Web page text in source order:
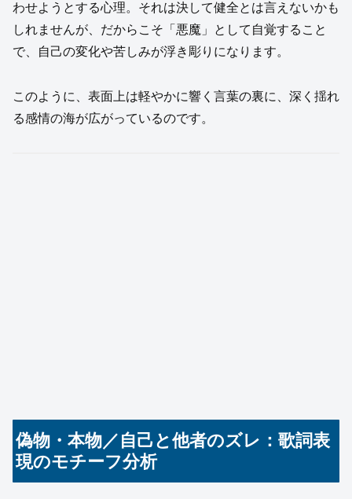
わせようとする心理。それは決して健全とは言えないかも
しれませんが、だからこそ「悪魔」として自覚すること
で、自己の変化や苦しみが浮き彫りになります。
このように、表面上は軽やかに響く言葉の裏に、深く揺れ
る感情の海が広がっているのです。
偽物・本物／自己と他者のズレ：歌詞表
現のモチーフ分析